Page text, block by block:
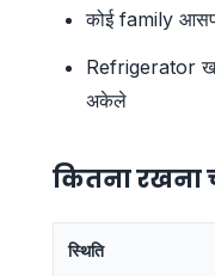
कोई family
Refrigerator
अकेले
कितना रखना
स्थिति